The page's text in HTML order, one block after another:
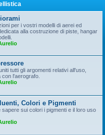
per i vostri modelli di aerei ed
alla costruzione di piste, hangar
tutti gli argomenti relativi all'uso,
l'aerografo.
Colori e Pigmenti
sui colori i pigmenti e il loro uso